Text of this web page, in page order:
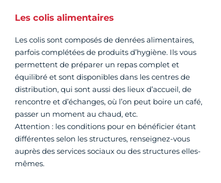
Les colis alimentaires
Les colis sont composés de denrées alimentaires,
parfois complétées de produits d’hygiène. Ils vous
permettent de préparer un repas complet et
équilibré et sont disponibles dans les centres de
distribution, qui sont aussi des lieux d’accueil, de
rencontre et d’échanges, où l’on peut boire un café,
passer un moment au chaud, etc.
Attention : les conditions pour en bénéficier étant
différentes selon les structures, renseignez-vous
auprès des services sociaux ou des structures elles-
mêmes.